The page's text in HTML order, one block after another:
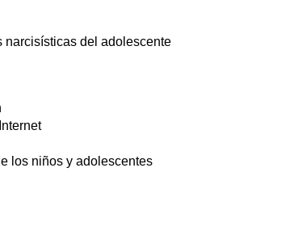
narcisísticas del adolescente
los niños y adolescentes